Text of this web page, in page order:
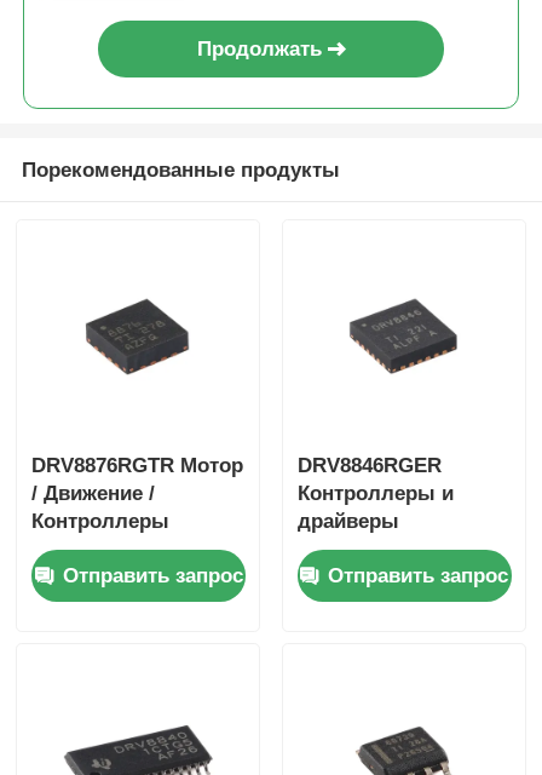
Продолжать
Порекомендованные продукты
DRV8876RGTR Мотор
/ Движение /
Контроллеры
зажигания и
драйверы 40-V 3.5-A
H-мостовой Драйвер
Отправить запрос
DRV8846RGER
Контроллеры и
драйверы
двигателей /
движения /
зажигания 1,4А
Отправить запрос